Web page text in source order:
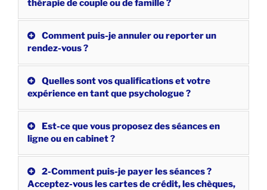
thérapie de couple ou de famille ?
Comment puis-je annuler ou reporter un
rendez-vous ?
Quelles sont vos qualifications et votre
expérience en tant que psychologue ?
Est-ce que vous proposez des séances en
ligne ou en cabinet ?
2-Comment puis-je payer les séances ?
Acceptez-vous les cartes de crédit, les chèques,